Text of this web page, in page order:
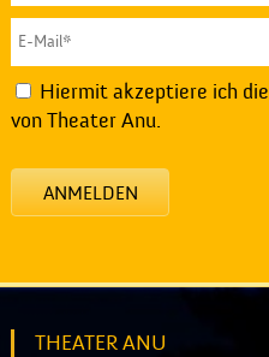
Hiermit akzeptiere ich die
von Theater Anu.
ANMELDEN
THEATER ANU